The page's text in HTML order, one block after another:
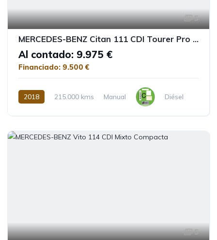
5
MERCEDES-BENZ Citan 111 CDI Tourer Pro Largo BE
Al contado: 9.975 €
Financiado: 9.500 €
2018 215.000 kms Manual Diésel
5